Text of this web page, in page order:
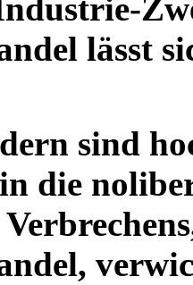
lässt
sind
die